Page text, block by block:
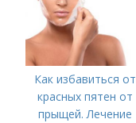
Как избавиться от
красных пятен от
прыщей. Лечение